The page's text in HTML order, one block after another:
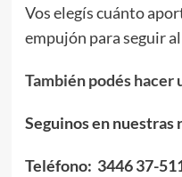
Vos elegís cuánto
empujón para seguir
También podés hacer
Seguinos en nuestras
Teléfono: 3446 37-